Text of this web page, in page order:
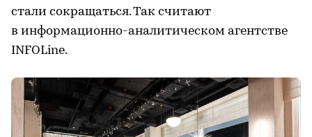
стали сокращаться. Так считают
в информационно-аналитическом агентстве
INFOLine.